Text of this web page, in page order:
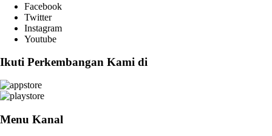
Facebook
Twitter
Instagram
Youtube
Ikuti Perkembangan Kami di
Menu Kanal